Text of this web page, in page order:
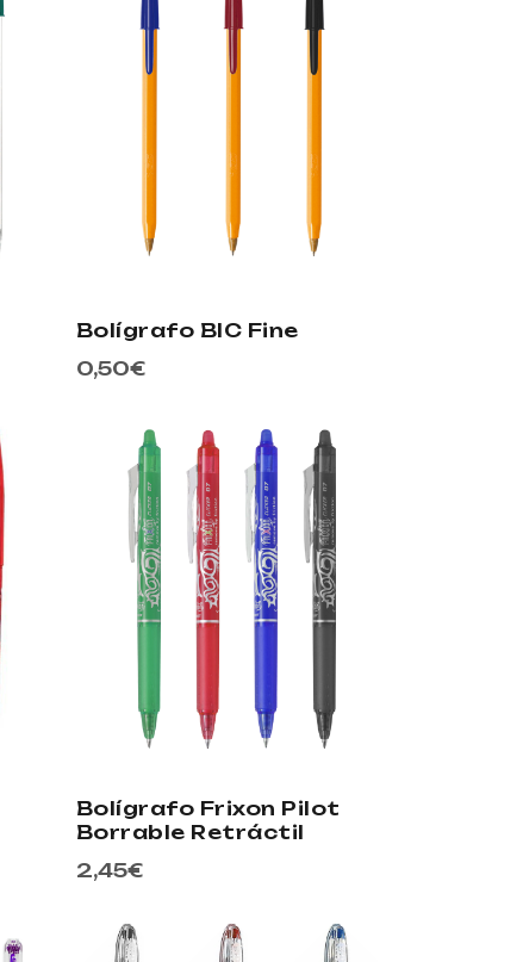
Bolígrafo BIC Fine
0,50€
Bolígrafo Frixon Pilot
Borrable Retráctil
2,45€